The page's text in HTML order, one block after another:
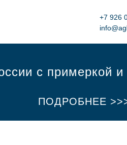
+7 926
с примеркой
ПОДРОБНЕЕ